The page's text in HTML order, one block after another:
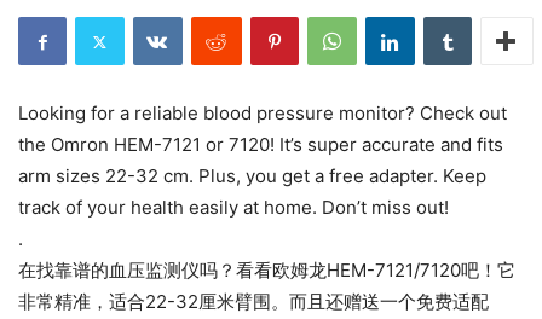
Looking for a reliable blood pressure monitor? Check out
the Omron HEM-7121 or 7120! It’s super accurate and fits
arm sizes 22-32 cm. Plus, you get a free adapter. Keep
track of your health easily at home. Don’t miss out!
.
在找靠谱的血压监测仪吗？看看欧姆龙HEM-7121/7120吧！它
非常精准，适合22-32厘米臂围。而且还赠送一个免费适配